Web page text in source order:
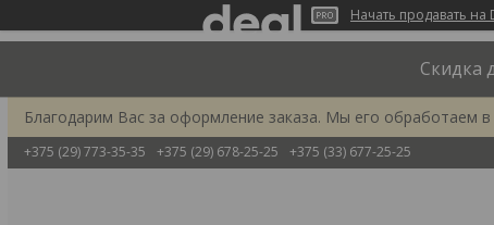
Начать продавать на
Скидка
Благодарим Вас за оформление заказа. Мы его обработаем
+375 (29) 773-35-35 +375 (29) 678-25-25 +375 (33) 677-25-25